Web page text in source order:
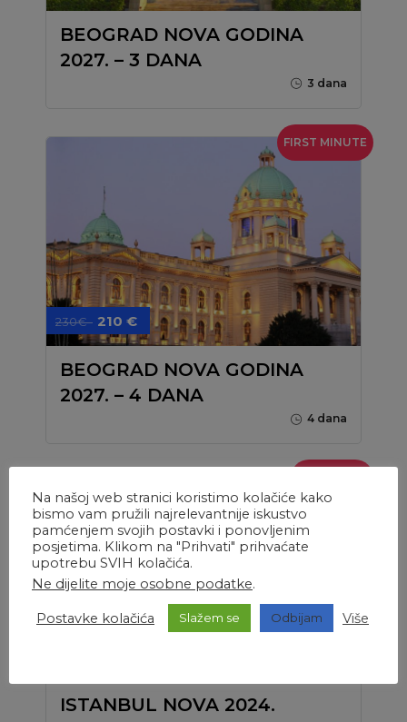
BEOGRAD NOVA GODINA
2027. – 3 DANA
3 dana
FIRST MINUTE
230€ 210 €
BEOGRAD NOVA GODINA
2027. – 4 DANA
4 dana
ISTANBUL NOVA 2024.
Na našoj web stranici koristimo kolačiće kako
bismo vam pružili najrelevantnije iskustvo
pamćenjem svojih postavki i ponovljenim
posjetima. Klikom na "Prihvati" prihvaćate
upotrebu SVIH kolačića.
Ne dijelite moje osobne podatke.
Postavke kolačića Slažem se Odbijam Više